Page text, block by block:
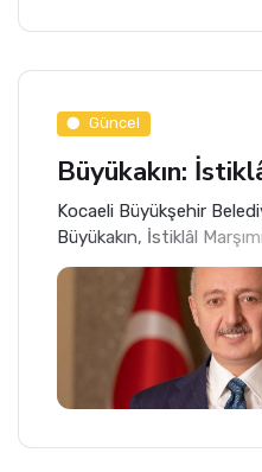
Güncel
Kocaeli Büyükşehir
Büyükakın, İstiklâl
Akif Ersoy’u Anma Günü